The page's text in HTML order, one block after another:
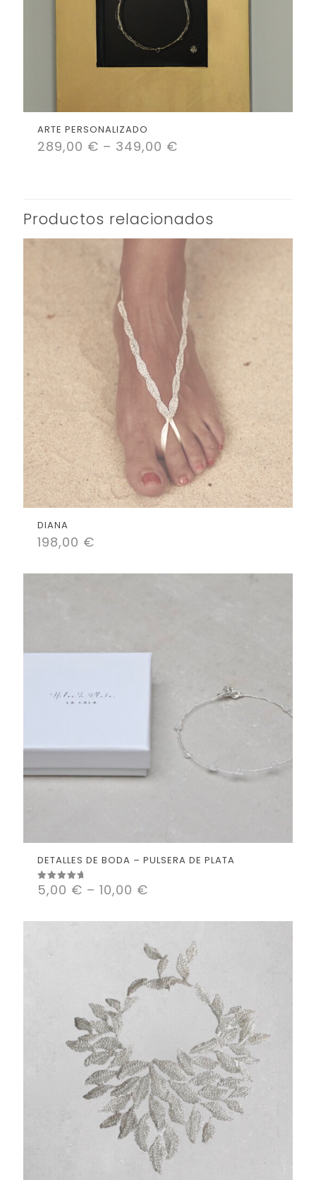
ARTE PERSONALIZADO
289,00 € – 349,00 €
Productos relacionados
DIANA
198,00 €
DETALLES DE BODA – PULSERA DE PLATA
Valorado
con
5,00 € – 10,00 €